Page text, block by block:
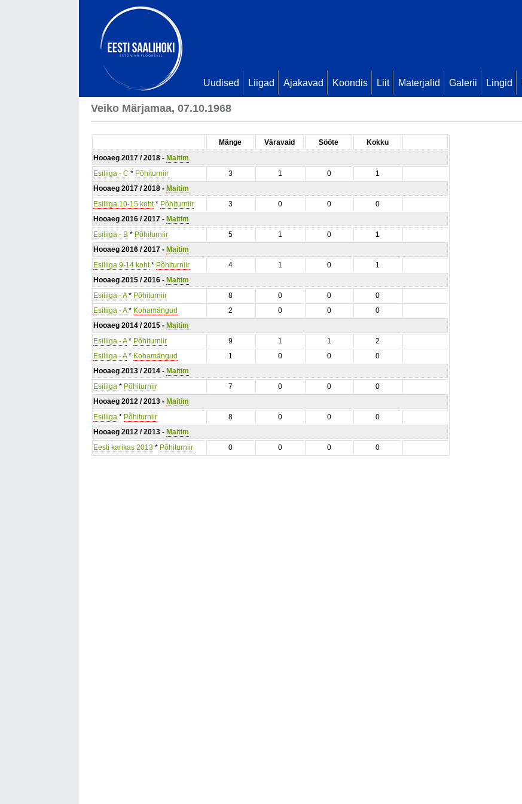
Uudised Liigad Ajakavad Koondis Liit Materjalid Galerii Lingid
Veiko Märjamaa, 07.10.1968
Mänge Väravaid Sööte
Kokku
Hooaeg 2017 / 2018 - Maitim
Esiliiga - C * Põhiturniir 3 1 0
1
Hooaeg 2017 / 2018 - Maitim
Esiliiga 10-15 koht* Põhiturniir 3 0 0
0
Hooaeg 2016 / 2017 - Maitim
Esiliiga - B * Põhiturniir 5 1 0
1
Hooaeg 2016 / 2017 - Maitim
Esiliiga 9-14 koht* Põhiturniir 4 1 0
1
Hooaeg 2015 / 2016 - Maitim
Esiliiga - A* Põhiturniir 8 0 0
0
Esiliiga - A* Kohamängud 2 0 0
0
Hooaeg 2014 / 2015 - Maitim
Esiliiga - A* Põhiturniir 9 1 1
2
Esiliiga - A* Kohamängud 1 0 0
0
Hooaeg 2013 / 2014 - Maitim
Esiliiga * Põhiturniir 7 0 0
0
Hooaeg 2012 / 2013 - Maitim
Esiliiga * Põhiturniir 8 0 0
0
Hooaeg 2012 / 2013 - Maitim
Eesti karikas 2013 * Põhiturniir 0 0 0 0